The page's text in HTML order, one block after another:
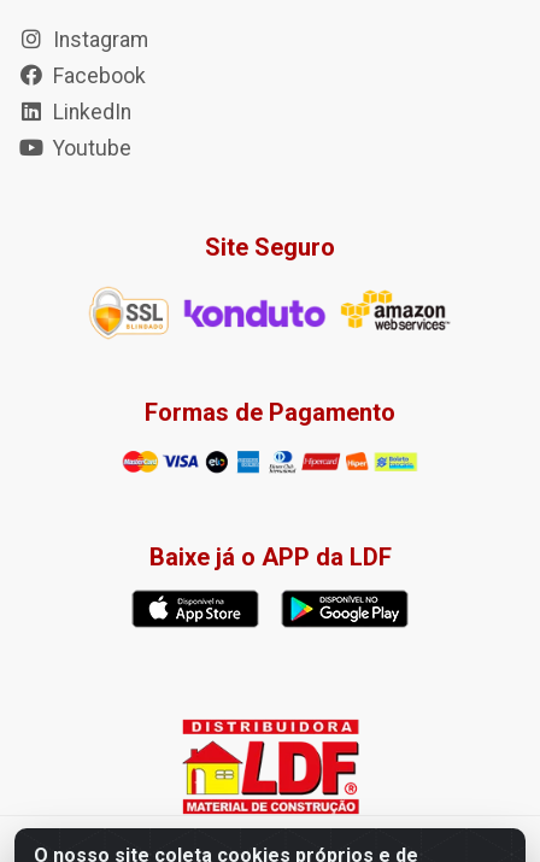
O nosso site coleta cookies próprios e de
Instagram
Facebook
LinkedIn
Youtube
Site Seguro
Formas de Pagamento
Baixe já o APP da LDF
Distribuidora LDF - Av. Presidente Tancredo Neves, 203 – Bairro